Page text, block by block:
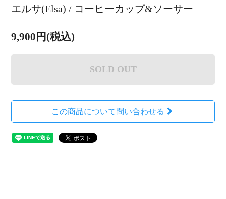
エルサ(Elsa) / コーヒーカップ&ソーサー
9,900円(税込)
SOLD OUT
この商品について問い合わせる